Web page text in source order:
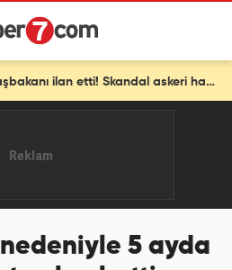
Avrupa ülkesinden bomba İsrail kararı! Ülkenin Başbakanı ilan etti! Skandal askeri hamle
5 ayda